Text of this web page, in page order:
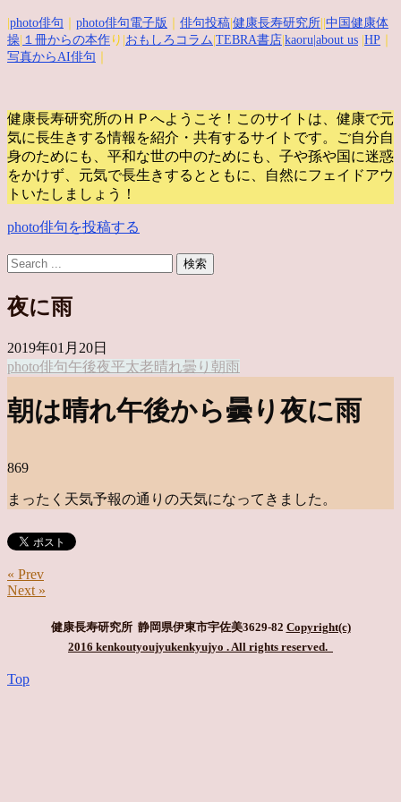
photo俳句 photo俳句電子版 俳句投稿 健康長寿研究所 中国健康体
操 １冊からの本作 り| おもしろコラム TEBRA書店 kaoru |about us HP
写真からAI俳句
健康長寿研究所のＨＰへようこそ！このサイトは、健康で元
気に長生きする情報を紹介・共有するサイトです。
ご自分自
身のためにも、平和な世の中のためにも、子や孫や国に迷惑
をかけず、元気で長生きするとともに、自然にフェイドアウ
トいたしましょう！
photo俳句を投稿する
夜に雨
2019年01月20日
photo俳句午後夜平太老晴れ曇り 朝雨
朝は晴れ午後から曇り夜に雨
869
まったく天気予報の通りの天気になってきました。
« Prev
Next »
健康長寿研究所 静岡県伊東市宇佐美3629-82 Copyright(c)
2016 kenkoutyoujyukenkyujyo . All rights reserved.
Top